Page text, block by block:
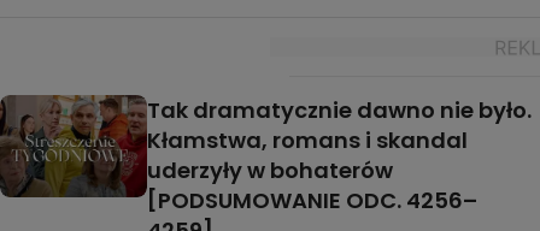
Tak dramatycznie dawno nie było.
Kłamstwa, romans i skandal
uderzyły w bohaterów
[PODSUMOWANIE ODC. 4256–